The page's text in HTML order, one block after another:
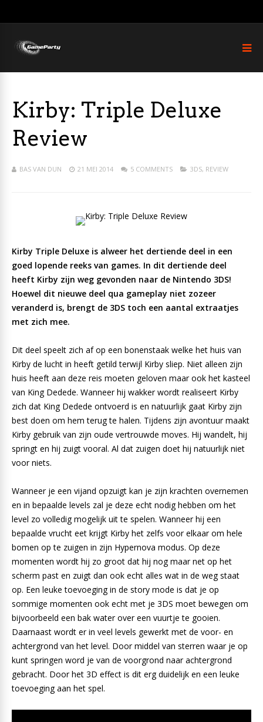
Kirby: Triple Deluxe
Review
BAS VAN DUN 21 MEI 2014 5 COMMENTS 3DS, REVIEW
Kirby Triple Deluxe is alweer het dertiende deel in een
goed lopende reeks van games. In dit dertiende deel
heeft Kirby zijn weg gevonden naar de Nintendo 3DS!
Hoewel dit nieuwe deel qua gameplay niet zozeer
veranderd is, brengt de 3DS toch een aantal extraatjes
met zich mee.
Dit deel speelt zich af op een bonenstaak welke het huis van
Kirby de lucht in heeft getild terwijl Kirby sliep. Niet alleen zijn
huis heeft aan deze reis moeten geloven maar ook het kasteel
van King Dedede. Wanneer hij wakker wordt realiseert Kirby
zich dat King Dedede ontvoerd is en natuurlijk gaat Kirby zijn
best doen om hem terug te halen. Tijdens zijn avontuur maakt
Kirby gebruik van zijn oude vertrouwde moves. Hij wandelt, hij
springt en hij zuigt vooral. Al dat zuigen doet hij natuurlijk niet
voor niets.
Wanneer je een vijand opzuigt kan je zijn krachten overnemen
en in bepaalde levels zal je deze echt nodig hebben om het
level zo volledig mogelijk uit te spelen. Wanneer hij een
bepaalde vrucht eet krijgt Kirby het zelfs voor elkaar om hele
bomen op te zuigen in zijn Hypernova modus. Op deze
momenten wordt hij zo groot dat hij nog maar net op het
scherm past en zuigt dan ook echt alles wat in de weg staat
op. Een leuke toevoeging in de story mode is dat je op
sommige momenten ook echt met je 3DS moet bewegen om
bijvoorbeeld een bak water over een vuurtje te gooien.
Daarnaast wordt er in veel levels gewerkt met de voor- en
achtergrond van het level. Door middel van sterren waar je op
kunt springen word je van de voorgrond naar achtergrond
gebracht. Door het 3D effect is dit erg duidelijk en een leuke
toevoeging aan het spel.